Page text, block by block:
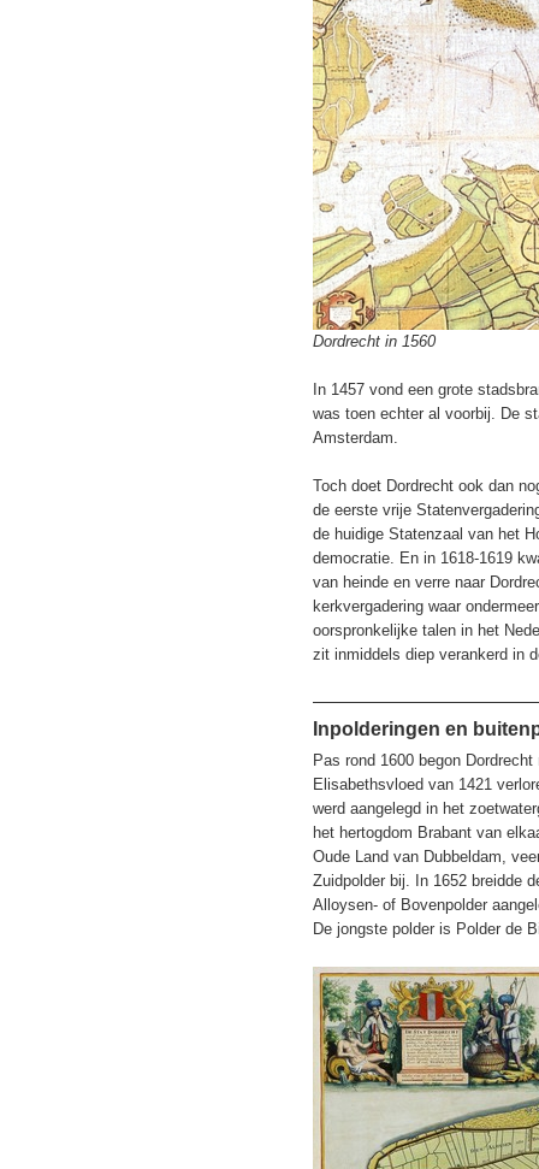
Dordrecht in 1560
In 1457 vond een grote
was toen echter al voorbij. De
Amsterdam.
Toch doet Dordrecht ook dan
de eerste vrije
de huidige Statenzaal van het
democratie. En in 1618-1619
van heinde en verre naar
kerkvergadering waar
oorspronkelijke talen in het
zit inmiddels diep verankerd in
Inpolderingen en
Pas rond 1600 begon
Elisabethsvloed van 1421
werd aangelegd in het
het hertogdom Brabant van
Oude Land van Dubbeldam,
Zuidpolder bij. In 1652 breidde
Alloysen- of Bovenpolder
De jongste polder is Polder de